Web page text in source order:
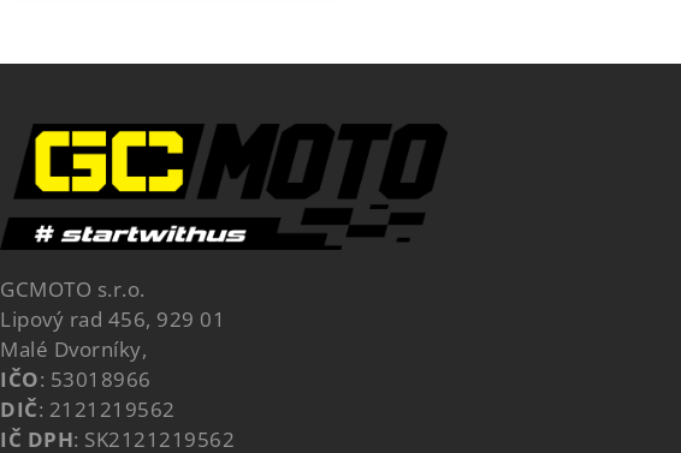
GCMOTO s.r.o.
Lipový rad 456, 929 01
Malé Dvorníky,
IČO: 53018966
DIČ: 2121219562
IČ DPH: SK2121219562